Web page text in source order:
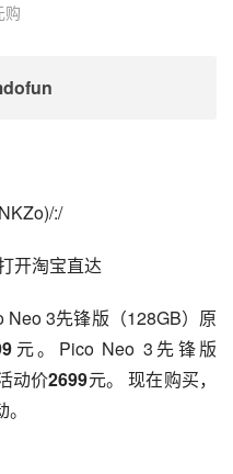
购
:/
开淘宝直达
3先锋版（128GB）原
元。Pico Neo 3先锋版
动价2699元。 现在购买，